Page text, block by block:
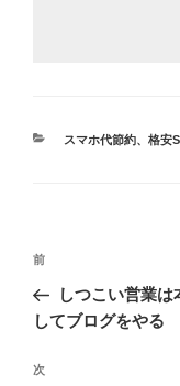
カ
スマホ代節約、格安
投
ナ
ゲ
前
の
投
前
しつこい営業
してブログをやる
次
次